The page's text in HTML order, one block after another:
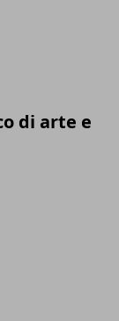
di arte e